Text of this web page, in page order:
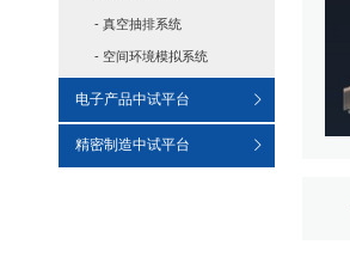
- 真空抽排系统
- 空间环境模拟系统
电子产品中试平台
精密制造中试平台